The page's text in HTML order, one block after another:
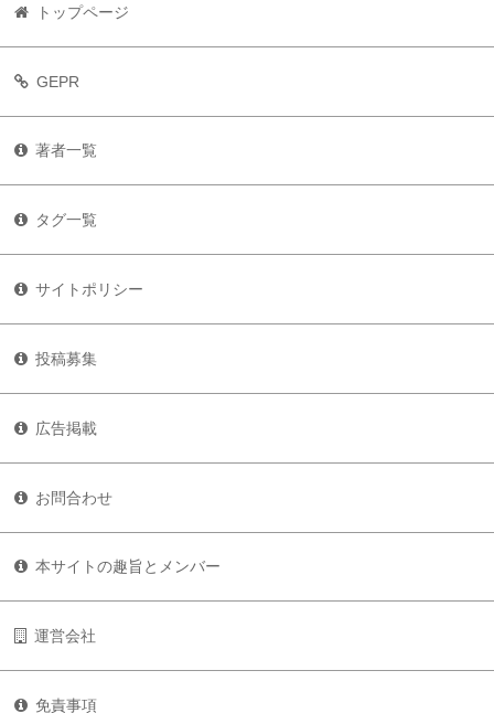
トップページ
GEPR
著者一覧
タグ一覧
サイトポリシー
投稿募集
広告掲載
お問合わせ
本サイトの趣旨とメンバー
運営会社
免責事項